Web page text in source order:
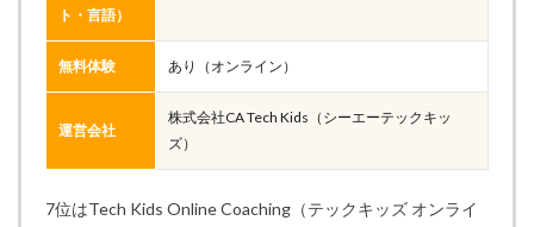
ト・言語）
無料体験 あり（オンライン）
運営会社
株式会社CA Tech Kids（シーエーテックキッ
ズ）
7位はTech Kids Online Coaching（テックキッズ オンライ